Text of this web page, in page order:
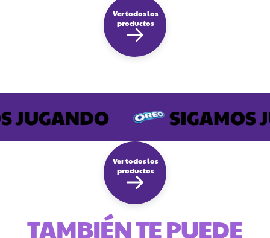
Ver todos los
productos
SIGAMOS
TAMBIÉN TE PUEDE
Ver todos los
productos